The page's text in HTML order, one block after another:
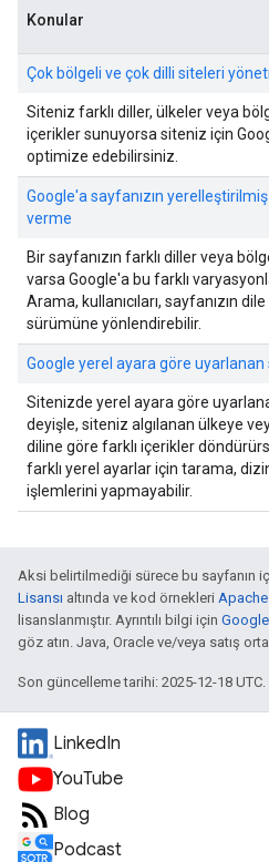
Konular
Çok bölgeli ve çok dilli siteleri
Siteniz farklı diller, ülkeler veya
içerikler sunuyorsa siteniz için
optimize edebilirsiniz.
Google'a sayfanızın
verme
Bir sayfanızın farklı diller veya
varsa Google'a bu farklı
Arama, kullanıcıları, sayfanızın
sürümüne yönlendirebilir.
Google yerel ayara göre uyarlanan
Sitenizde yerel ayara göre
deyişle, siteniz algılanan ülkeye
diline göre farklı içerikler
farklı yerel ayarlar için tarama,
işlemlerini yapmayabilir.
Aksi belirtilmediği sürece bu sayfanın
Lisansı altında ve kod örnekleri Apache
lisanslanmıştır. Ayrıntılı bilgi için
göz atın. Java, Oracle ve/veya satış
Son güncelleme tarihi: 2025-12-18 UTC.
LinkedIn
YouTube
Blog
Podcast